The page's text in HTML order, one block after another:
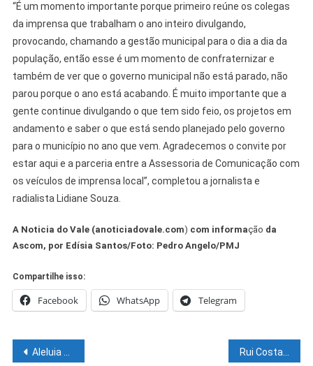
“É um momento importante porque primeiro reúne os colegas
da imprensa que trabalham o ano inteiro divulgando,
provocando, chamando a gestão municipal para o dia a dia da
população, então esse é um momento de confraternizar e
também de ver que o governo municipal não está parado, não
parou porque o ano está acabando. É muito importante que a
gente continue divulgando o que tem sido feio, os projetos em
andamento e saber o que está sendo planejado pelo governo
para o município no ano que vem. Agradecemos o convite por
estar aqui e a parceria entre a Assessoria de Comunicação com
os veículos de imprensa local”, completou a jornalista e
radialista Lidiane Souza.
A Noticia do Vale (anoticiadovale.com) com informação da
Ascom, por Edísia Santos/Foto: Pedro Angelo/PMJ
Compartilhe isso:
Facebook WhatsApp Telegram
Navegação
Aleluia apresenta projeto que proíbe exigência de comprovante de vacinação em estabelecimentos privados de Salvador Rui Costa encaminha projeto de lei com reajuste para funcionalismo estadual